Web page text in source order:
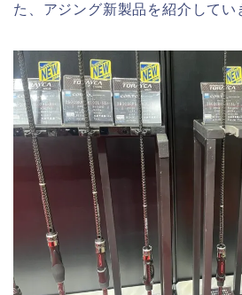
た、アジング新製品を紹介してい